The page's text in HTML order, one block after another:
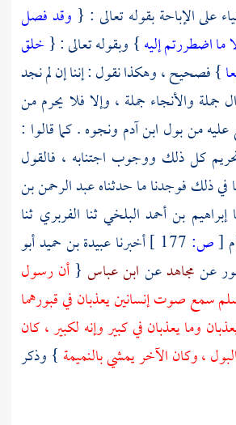
على الإباحة بقوله تعالى : { وقد فصل
اضطررتم إليه} وبقوله تعالى : { خلق
} فصحيح ، وهكذا نقول : إننا إن لم نجد
جملة والأنجاء جملة ، وإلا فلا يحرم من
من بول ابن آدم ونجوه . كما قالوا :
كل ذلك ووجوب اجتنابه ، فالقول
ذلك فوجدنا ما حدثناهعبد الرحمن بن
إبراهيم بن أحمد البلخيثنا الفربري ثنا
[ص: أخبرناعبيدة بن حميد أبو
عنمجاهدعن ابن عباس { أن رسول
سمع صوت إنسانين يعذبان في قبورهما
وما يعذبان في كبير وإنه لكبير ، كان
، وكان الآخر يمشي بالنميمة } وذكر